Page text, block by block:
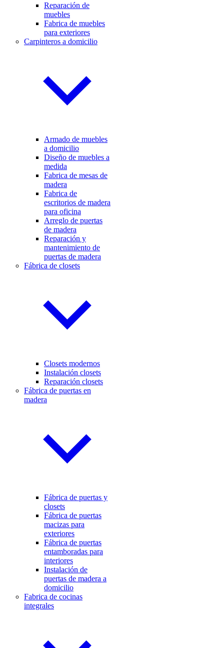
Reparación de
muebles
Fabrica de muebles
para exteriores
Carpinteros a domicilio
Armado de muebles
a domicilio
Diseño de muebles a
medida
Fabrica de mesas de
madera
Fabrica de
escritorios de madera
para oficina
Arreglo de puertas
de madera
Reparación y
mantenimiento de
puertas de madera
Fábrica de closets
Closets modernos
Instalación closets
Reparación closets
Fábrica de puertas en
madera
Fábrica de puertas y
closets
Fábrica de puertas
macizas para
exteriores
Fábrica de puertas
entamboradas para
interiores
Instalación de
puertas de madera a
domicilio
Fabrica de cocinas
integrales